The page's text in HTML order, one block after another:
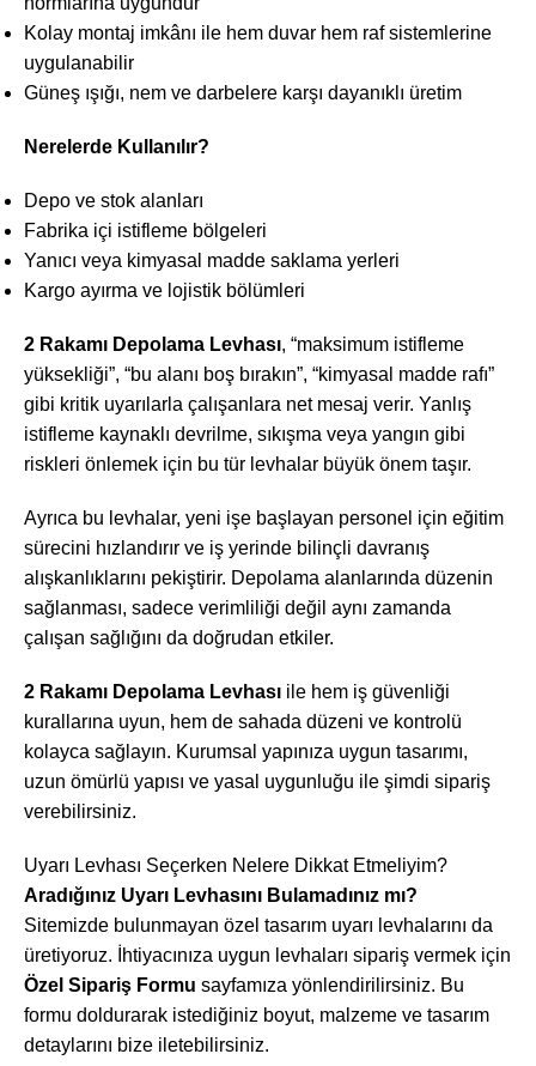
Kolay montaj imkânı ile hem duvar hem raf sistemlerine
uygulanabilir
Güneş ışığı, nem ve darbelere karşı dayanıklı üretim
Nerelerde Kullanılır?
Depo ve stok alanları
Fabrika içi istifleme bölgeleri
Yanıcı veya kimyasal madde saklama yerleri
Kargo ayırma ve lojistik bölümleri
2 Rakamı Depolama Levhası, “maksimum istifleme
yüksekliği”, “bu alanı boş bırakın”, “kimyasal madde rafı”
gibi kritik uyarılarla çalışanlara net mesaj verir. Yanlış
istifleme kaynaklı devrilme, sıkışma veya yangın gibi
riskleri önlemek için bu tür levhalar büyük önem taşır.
Ayrıca bu levhalar, yeni işe başlayan personel için eğitim
sürecini hızlandırır ve iş yerinde bilinçli davranış
alışkanlıklarını pekiştirir. Depolama alanlarında düzenin
sağlanması, sadece verimliliği değil aynı zamanda
çalışan sağlığını da doğrudan etkiler.
2 Rakamı Depolama Levhası ile hem iş güvenliği
kurallarına uyun, hem de sahada düzeni ve kontrolü
kolayca sağlayın. Kurumsal yapınıza uygun tasarımı,
uzun ömürlü yapısı ve yasal uygunluğu ile şimdi sipariş
verebilirsiniz.
Uyarı Levhası Seçerken Nelere Dikkat Etmeliyim?
Aradığınız Uyarı Levhasını Bulamadınız mı?
Sitemizde bulunmayan özel tasarım uyarı levhalarını da
üretiyoruz. İhtiyacınıza uygun levhaları sipariş vermek için
Özel Sipariş Formu sayfamıza yönlendirilirsiniz. Bu
formu doldurarak istediğiniz boyut, malzeme ve tasarım
detaylarını bize iletebilirsiniz.